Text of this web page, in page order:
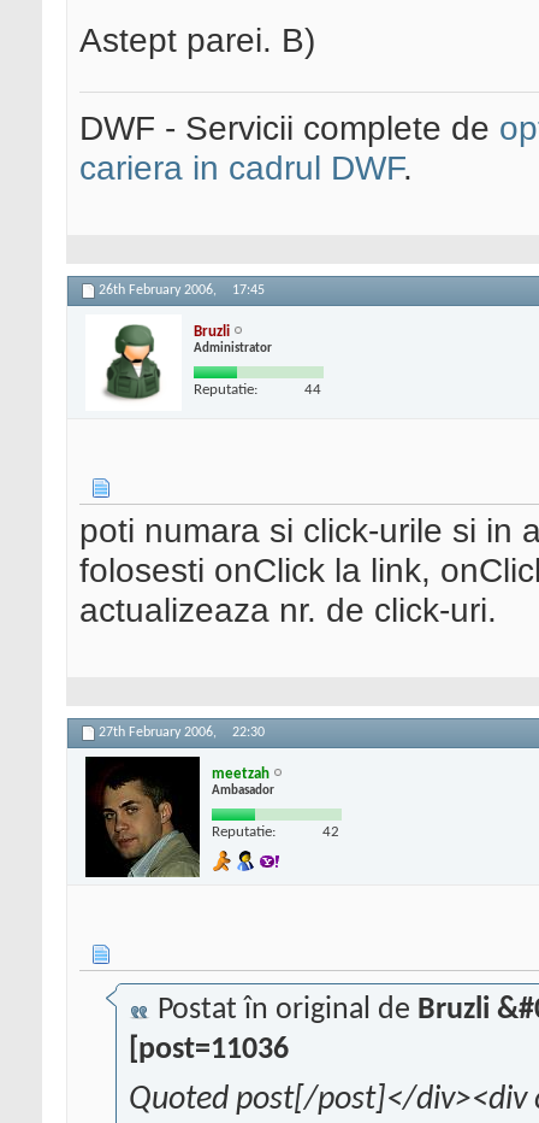
Astept parei. B)
DWF - Servicii complete de
cariera in cadrul DWF.
26th February 2006, 17:45
Bruzli
Administrator
Reputatie: 44
poti numara si click-urile si in
folosesti onClick la link,
actualizeaza nr. de click-uri.
27th February 2006, 22:30
meetzah
Ambasador
Reputatie: 42
Postat în original de Bruzli
[post=11036
Quoted post[/post]</div><div